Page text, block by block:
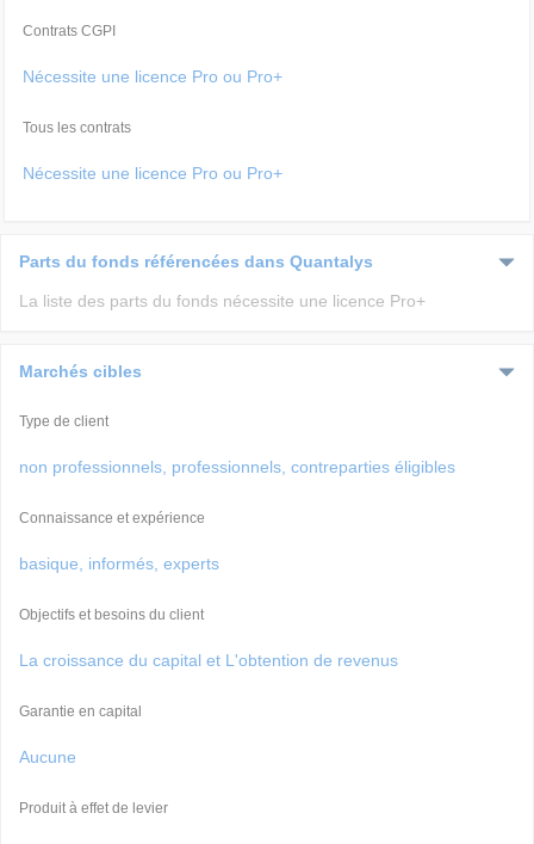
Contrats CGPI
Nécessite une licence Pro ou Pro+
Tous les contrats
Nécessite une licence Pro ou Pro+
Parts du fonds référencées dans Quantalys
La liste des parts du fonds nécessite une licence Pro+
Marchés cibles
Type de client
non professionnels, professionnels, contreparties éligibles
Connaissance et expérience
basique, informés, experts
Objectifs et besoins du client
La croissance du capital et L'obtention de revenus
Garantie en capital
Aucune
Produit à effet de levier